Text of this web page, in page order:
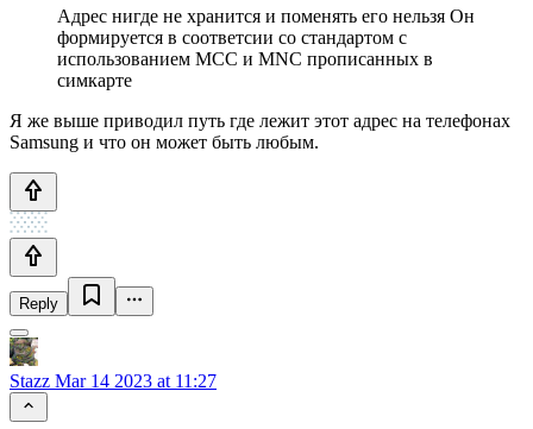
Адрес нигде не хранится и поменять его нельзя Он
формируется в соответсии со стандартом с
использованием MCC и MNC прописанных в
симкарте
Я же выше приводил путь где лежит этот адрес на телефонах
Samsung и что он может быть любым.
Reply
Stazz Mar 14 2023 at 11:27